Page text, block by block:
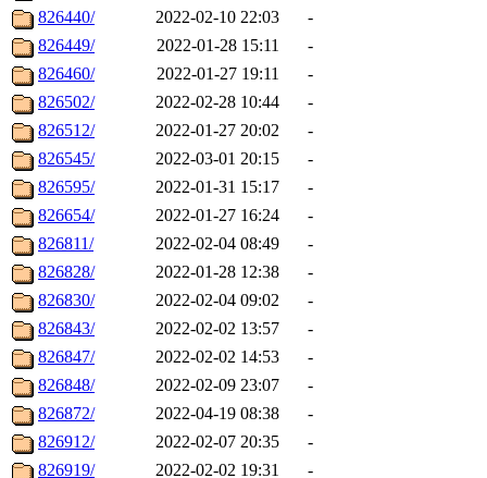
826440/
2022-02-10 22:03
-
826449/
2022-01-28 15:11
-
826460/
2022-01-27 19:11
-
826502/
2022-02-28 10:44
-
826512/
2022-01-27 20:02
-
826545/
2022-03-01 20:15
-
826595/
2022-01-31 15:17
-
826654/
2022-01-27 16:24
-
826811/
2022-02-04 08:49
-
826828/
2022-01-28 12:38
-
826830/
2022-02-04 09:02
-
826843/
2022-02-02 13:57
-
826847/
2022-02-02 14:53
-
826848/
2022-02-09 23:07
-
826872/
2022-04-19 08:38
-
826912/
2022-02-07 20:35
-
826919/
2022-02-02 19:31
-